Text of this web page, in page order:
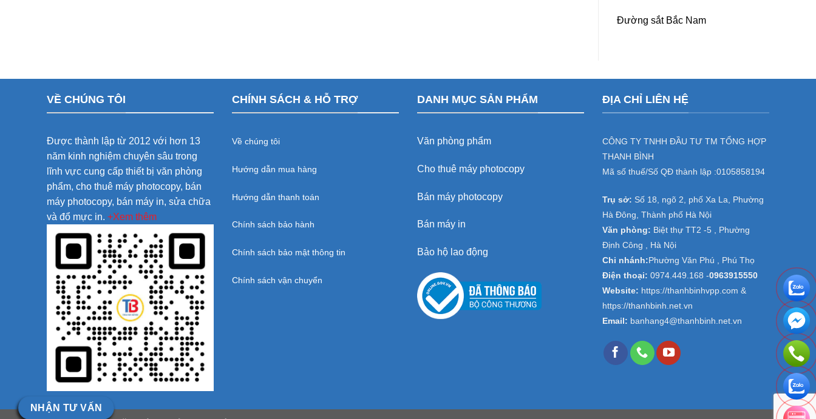
Đường sắt Bắc Nam
VỀ CHÚNG TÔI
Được thành lập từ 2012 với hơn 13
năm kinh nghiệm chuyên sâu trong
lĩnh vực cung cấp thiết bị văn phòng
phẩm, cho thuê máy photocopy, bán
máy photocopy, bán máy in, sửa chữa
và đổ mực in. +Xem thêm
CHÍNH SÁCH & HỖ TRỢ
Về chúng tôi
Hướng dẫn mua hàng
Hướng dẫn thanh toán
Chính sách bảo hành
Chính sách bảo mật thông tin
Chính sách vận chuyển
DANH MỤC SẢN PHẨM
Văn phòng phẩm
Cho thuê máy photocopy
Bán máy photocopy
Bán máy in
Bảo hộ lao động
ĐỊA CHỈ LIÊN HỆ
CÔNG TY TNHH ĐẦU TƯ TM TỔNG HỢP
THANH BÌNH
Mã số thuế/Số QĐ thành lập :0105858194
Trụ sở: Số 18, ngõ 2, phố Xa La, Phường
Hà Đông, Thành phố Hà Nội
Văn phòng: Biệt thự TT2 -5 , Phường
Định Công , Hà Nội
Chi nhánh: Phường Văn Phú , Phú Thọ
Điện thoại: 0974.449.168 -0963915550
Website: https://thanhbinhvpp.com &
https://thanhbinh.net.vn
Email: banhang4@thanhbinh.net.vn
NHẬN TƯ VẤN